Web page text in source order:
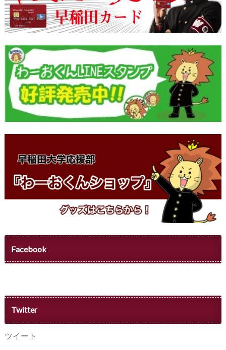
Facebook
Twitter
ツイート